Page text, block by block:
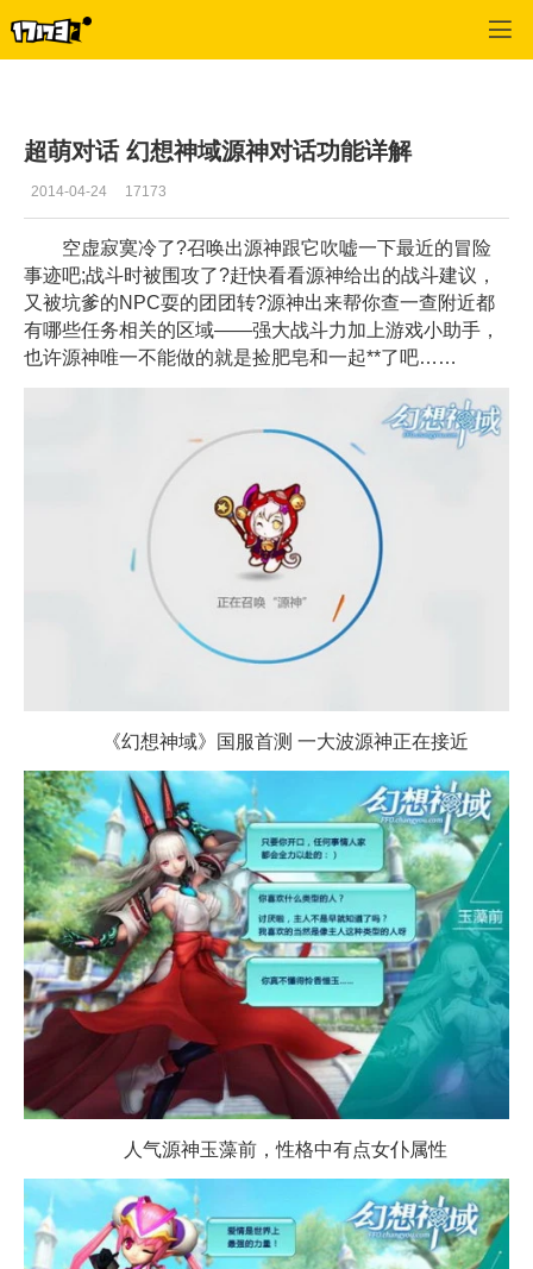
超萌对话 幻想神域源神对话功能详解
2014-04-24 17173
空虚寂寞冷了?召唤出源神跟它吹嘘一下最近的冒险
事迹吧;战斗时被围攻了?赶快看看源神给出的战斗建议，
又被坑爹的NPC耍的团团转?源神出来帮你查一查附近都
有哪些任务相关的区域——强大战斗力加上游戏小助手，
也许源神唯一不能做的就是捡肥皂和一起**了吧……
《幻想神域》国服首测 一大波源神正在接近
人气源神玉藻前，性格中有点女仆属性